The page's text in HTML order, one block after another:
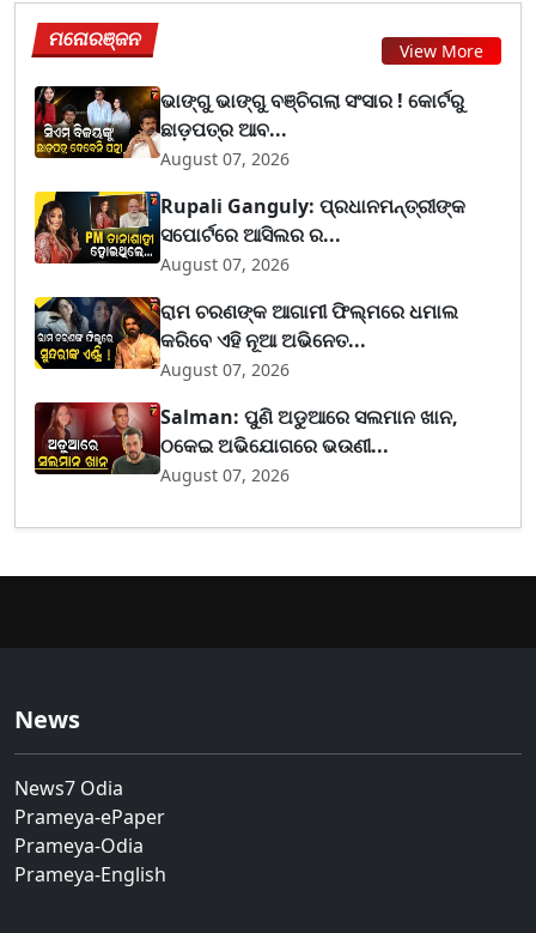
ମନୋରଞ୍ଜନ View More
ଭାଙ୍ଗୁ ଭାଙ୍ଗୁ ବଞ୍ଚିଗଲା ସଂସାର ! କୋର୍ଟରୁ
ଛାଡ଼ପତ୍ର ଆବ...
August 07, 2026
Rupali Ganguly: ପ୍ରଧାନମନ୍ତ୍ରୀଙ୍କ
ସପୋର୍ଟରେ ଆସିଲର ର...
August 07, 2026
ରାମ ଚରଣଙ୍କ ଆଗାମୀ ଫିଲ୍ମରେ ଧମାଲ
କରିବେ ଏହି ନୂଆ ଅଭିନେତ...
August 07, 2026
Salman: ପୁଣି ଅଡୁଆରେ ସଲମାନ ଖାନ,
ଠକେଇ ଅଭିଯୋଗରେ ଭଉଣୀ...
August 07, 2026
News
News7 Odia
Prameya-ePaper
Prameya-Odia
Prameya-English